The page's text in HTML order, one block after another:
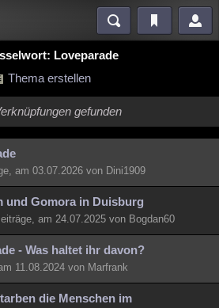
Videos
Orte Esoterik Literatur
Gruppen Gaming
Loveparade
Thema erstellen
gefunden
am 03.07.2026 von Dini1909
und Gomora in Duisburg
am 24.07.2025 von Bogdan60
- Was haltet ihr davon?
11.08.2024 von Marfrank
die Menschen im